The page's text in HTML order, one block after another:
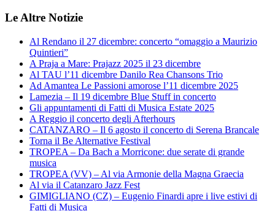
Le Altre Notizie
Al Rendano il 27 dicembre: concerto “omaggio a Maurizio
Quintieri”
A Praja a Mare: Prajazz 2025 il 23 dicembre
Al TAU l’11 dicembre Danilo Rea Chansons Trio
Ad Amantea Le Passioni amorose l’11 dicembre 2025
Lamezia – Il 19 dicembre Blue Stuff in concerto
Gli appuntamenti di Fatti di Musica Estate 2025
A Reggio il concerto degli Afterhours
CATANZARO – Il 6 agosto il concerto di Serena Brancale
Torna il Be Alternative Festival
TROPEA – Da Bach a Morricone: due serate di grande
musica
TROPEA (VV) – Al via Armonie della Magna Graecia
Al via il Catanzaro Jazz Fest
GIMIGLIANO (CZ) – Eugenio Finardi apre i live estivi di
Fatti di Musica